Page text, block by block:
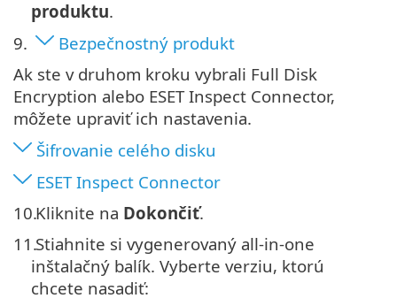
produktu.
9.
Bezpečnostný produkt
Ak ste v druhom kroku vybrali Full Disk
Encryption alebo ESET Inspect Connector,
môžete upraviť ich nastavenia.
Šifrovanie celého disku
ESET Inspect Connector
10.Kliknite na Dokončiť.
11.Stiahnite si vygenerovaný all-in-one
inštalačný balík. Vyberte verziu, ktorú
chcete nasadiť: